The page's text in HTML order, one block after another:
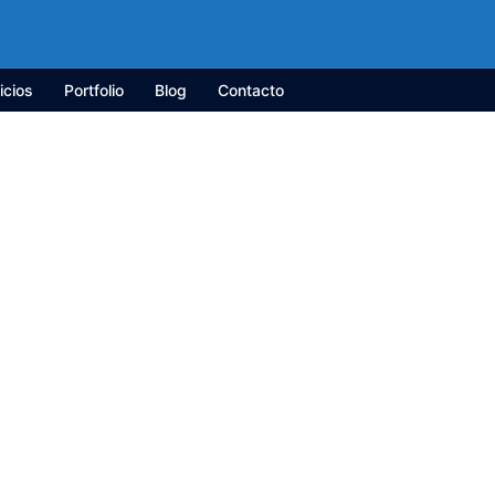
Portfolio Blog Contacto